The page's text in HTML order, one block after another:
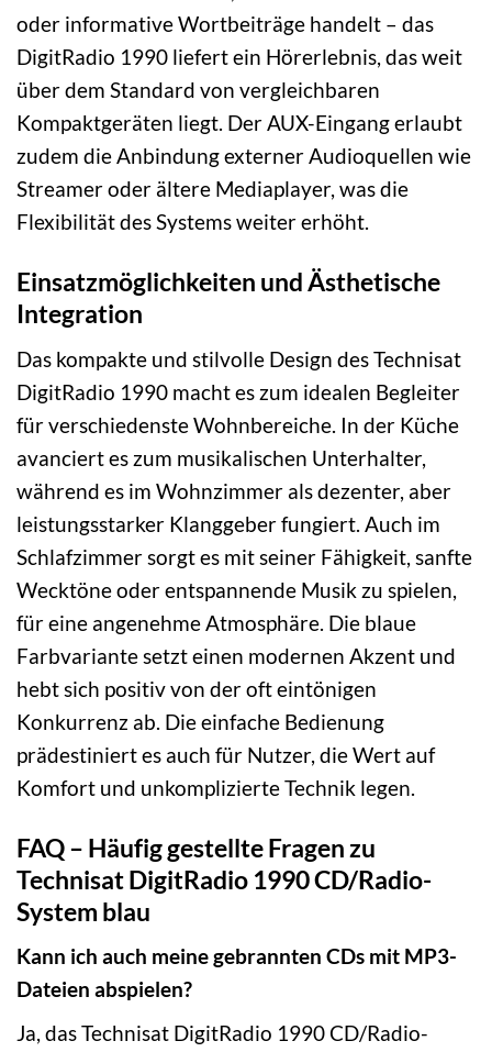
oder informative Wortbeiträge handelt – das
DigitRadio 1990 liefert ein Hörerlebnis, das weit
über dem Standard von vergleichbaren
Kompaktgeräten liegt. Der AUX-Eingang erlaubt
zudem die Anbindung externer Audioquellen wie
Streamer oder ältere Mediaplayer, was die
Flexibilität des Systems weiter erhöht.
Einsatzmöglichkeiten und Ästhetische
Integration
Das kompakte und stilvolle Design des Technisat
DigitRadio 1990 macht es zum idealen Begleiter
für verschiedenste Wohnbereiche. In der Küche
avanciert es zum musikalischen Unterhalter,
während es im Wohnzimmer als dezenter, aber
leistungsstarker Klanggeber fungiert. Auch im
Schlafzimmer sorgt es mit seiner Fähigkeit, sanfte
Wecktöne oder entspannende Musik zu spielen,
für eine angenehme Atmosphäre. Die blaue
Farbvariante setzt einen modernen Akzent und
hebt sich positiv von der oft eintönigen
Konkurrenz ab. Die einfache Bedienung
prädestiniert es auch für Nutzer, die Wert auf
Komfort und unkomplizierte Technik legen.
FAQ – Häufig gestellte Fragen zu
Technisat DigitRadio 1990 CD/Radio-
System blau
Kann ich auch meine gebrannten CDs mit MP3-
Dateien abspielen?
Ja, das Technisat DigitRadio 1990 CD/Radio-